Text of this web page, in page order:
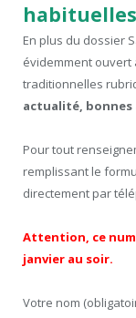
habituelles
En plus du dossier
évidemment ouvert
traditionnelles
actualité,
Pour tout
remplissant le
directement par
Attention, ce
janvier au soir.
Votre nom